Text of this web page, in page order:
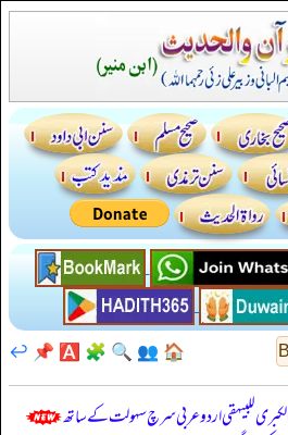
🏠
👥
🔍
🧩
🅰️
📌
↩️
للبيهقي اردو عربی سرچ سہولت کے ساتھ